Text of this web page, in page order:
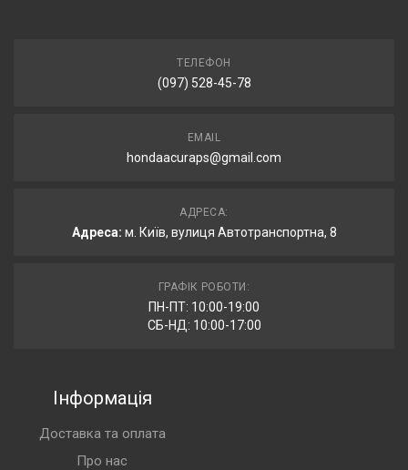
ТЕЛЕФОН
(097) 528-45-78
EMAIL
hondaacuraps@gmail.com
АДРЕСА:
Адреса: м. Київ, вулиця Автотранспортна, 8
ГРАФІК РОБОТИ:
ПН-ПТ: 10:00-19:00
СБ-НД: 10:00-17:00
Інформація
Доставка та оплата
Про нас